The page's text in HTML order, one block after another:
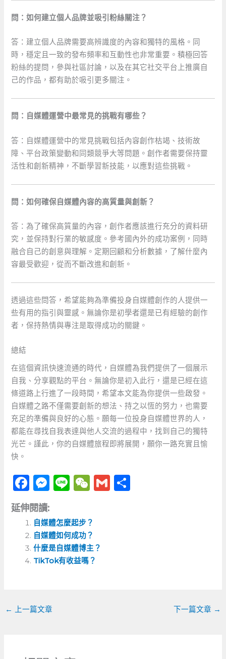
問：如何建立個人品牌並吸引粉絲關注？
答：建立個人品牌需要高辨識度的內容和獨特的風格。同
時，穩定且一致的發布頻率和互動性也非常重要。積極回答
粉絲的提問，參與社區討論，以及在其它社交平台上推廣自
己的作品，都有助於吸引更多關注。
問：自媒體運營中最常見的挑戰有哪些？
答：自媒體運營中的常見挑戰包括內容創作枯竭、技術故
障、平台政策變動和同類競爭大等問題。創作者需要保持靈
活性和創新精神，不斷學習新技能，以應對這些挑戰。
問：如何確保自媒體內容的高質量與創新？
答：為了確保高質量的內容，創作者應該進行充分的資料研
究，並保持對行業的敏感度。參考國內外的成功案例，同時
融合自己的創意與理解。定期回顧和分析數據，了解什麼內
容最受歡迎，從而不斷改進和創新。
透過這些問答，希望能夠為準備投身自媒體創作的人提供一
些有用的指引與靈感。無論你是初學者還是已有經驗的創作
者，保持熱情與專注是取得成功的關鍵。
總結
在這個資訊快速流通的時代，自媒體為我們提供了一個展示
自我、分享觀點的平台。無論你是初入此行，還是已經在這
條道路上行進了一段時間，希望本文能為你提供一些啟發。
自媒體之路不僅需要創新的想法、持之以恆的努力，也需要
充足的準備與良好的心態。願每一位投身自媒體世界的人，
都能在尋找自我表達與他人交流的過程中，找到自己的獨特
光芒。謹此，你的自媒體旅程即將展開，願你一路充實且愉
快。
F
a
c
e
b
o
M
ss
e
n
g
Li
e
W
C
h
a
t
G
延伸閱讀:
自媒體怎麼起步？
自媒體如何成功？
什麼是自媒體博主？
TikTok有收益嗎？
← 上一篇文章 下一篇文章 →